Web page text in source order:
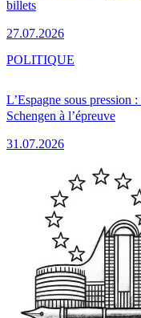
billets
27.07.2026
L’Espagne sous pression
Schengen à l’épreuve
31.07.2026
POLITIQUE